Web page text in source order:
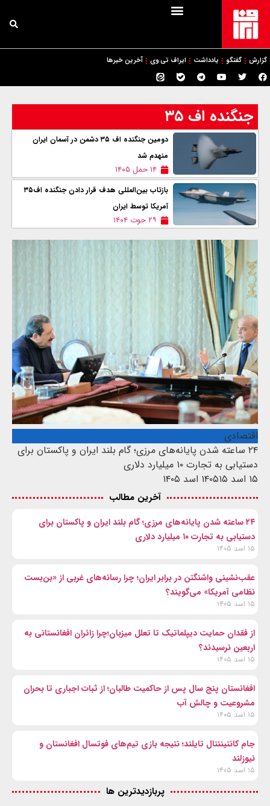
گزارش گفتگو یادداشت ایراف تی وی آخرین خبرها
جنگنده اف ۳۵
دومین جنگنده اف ۳۵ دشمن در آسمان ايران
منهدم شد
۱۴ حمل ۱۴۰۵
بازتاب بین‌المللی هدف قرار دادن جنگنده اف۳۵
آمریکا توسط ایران
۲۹ حوت ۱۴۰۴
اقتصادی
۲۴ ساعته شدن پایانه‌های مرزی؛ گام بلند ایران و پاکستان برای
دستیابی به تجارت ۱۰ میلیارد دلاری
۱۵ اسد ۱۴۰۵
۱۵ اسد ۱۴۰۵
آخرین مطالب
۲۴ ساعته شدن پایانه‌های مرزی؛ گام بلند ایران و پاکستان برای
دستیابی به تجارت ۱۰ میلیارد دلاری
۱۵ اسد ۱۴۰۵
عقب‌نشینی واشنگتن در برابر ایران؛ چرا رسانه‌های غربی از «بن‌بست
نظامی آمریکا» می‌گویند؟
۱۵ اسد ۱۴۰۵
از فقدان حمایت دیپلماتیک تا تعلل میزبان؛چرا زائران افغانستانی به
اربعین نرسیدند؟
۱۵ اسد ۱۴۰۵
افغانستان پنج سال پس از حاکمیت طالبان؛ از ثبات اجباری تا بحران
مشروعیت و چالش آب
۱۵ اسد ۱۴۰۵
جام کانتیننتال تایلند؛ نتیجه بازی تیم‌های فوتسال افغانستان و
نیوزلند
۱۵ اسد ۱۴۰۵
پربازدیدترین ها